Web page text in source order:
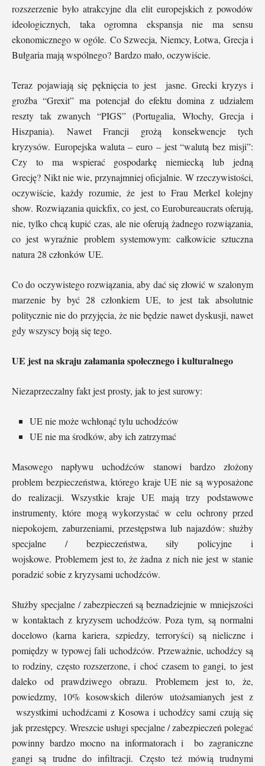
rozszerzenie było atrakcyjne dla elit europejskich z powodów
ideologicznych, taka ogromna ekspansja nie ma sensu
ekonomicznego w ogóle. Co Szwecja, Niemcy, Łotwa, Grecja i
Bułgaria mają wspólnego? Bardzo mało, oczywiście.
Teraz pojawiają się pęknięcia to jest jasne. Grecki kryzys i
groźba “Grexit” ma potencjał do efektu domina z udziałem
reszty tak zwanych “PIGS” (Portugalia, Włochy, Grecja i
Hiszpania). Nawet Francji grożą konsekwencje tych
kryzysów. Europejska waluta – euro – jest “walutą bez misji”:
Czy to ma wspierać gospodarkę niemiecką lub jedną
Grecję? Nikt nie wie, przynajmniej oficjalnie. W rzeczywistości,
oczywiście, każdy rozumie, że jest to Frau Merkel kolejny
show. Rozwiązania quickfix, co jest, co Eurobureaucrats oferują,
nie, tylko chcą kupić czas, ale nie oferują żadnego rozwiązania,
co jest wyraźnie problem systemowym: całkowicie sztuczna
natura 28 członków UE.
Co do oczywistego rozwiązania, aby dać się złowić w szalonym
marzenie by być 28 członkiem UE, to jest tak absolutnie
politycznie nie do przyjęcia, że ​​nie będzie nawet dyskusji, nawet
gdy wszyscy boją się tego.
UE jest na skraju załamania społecznego i kulturalnego
Niezaprzeczalny fakt jest prosty, jak to jest surowy:
UE nie może wchłonąć tylu uchodźców
UE nie ma środków, aby ich zatrzymać
Masowego napływu uchodźców stanowi bardzo złożony
problem bezpieczeństwa, którego kraje UE nie są wyposażone
do realizacji. Wszystkie kraje UE mają trzy podstawowe
instrumenty, które mogą wykorzystać w celu ochrony przed
niepokojem, zaburzeniami, przestępstwa lub najazdów: służby
specjalne / bezpieczeństwa, siły policyjne i
wojskowe. Problemem jest to, że żadna z nich nie jest w stanie
poradzić sobie z kryzysami uchodźców.
Służby specjalne / zabezpieczeń są beznadziejnie w mniejszości
w kontaktach z kryzysem uchodźców. Poza tym, są normalni
docelowo (karna kariera, szpiedzy, terroryści) są nieliczne i
pomiędzy w typowej fali uchodźców. Przeważnie, uchodźcy są
to rodziny, często rozszerzone, i choć czasem to gangi, to jest
daleko od prawdziwego obrazu. Problemem jest to, że,
powiedzmy, 10% kosowskich dilerów utożsamianych jest z
wszystkimi uchodźcami z Kosowa i uchodźcy sami czują się
jak przestępcy. Wreszcie usługi specjalne / zabezpieczeń polegać
powinny bardzo mocno na informatorach i bo zagraniczne
gangi są trudne do infiltracji. Często też mówią trudnymi